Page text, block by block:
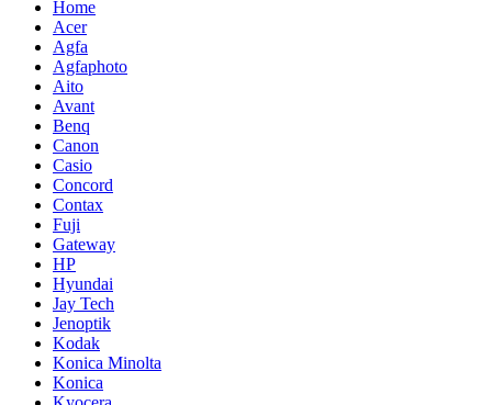
Home
Acer
Agfa
Agfaphoto
Aito
Avant
Benq
Canon
Casio
Concord
Contax
Fuji
Gateway
HP
Hyundai
Jay Tech
Jenoptik
Kodak
Konica Minolta
Konica